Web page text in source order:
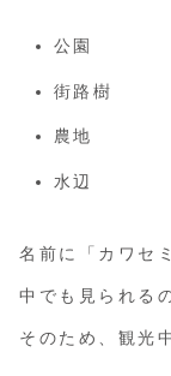
公園
街路樹
農地
水辺
名前に「カワセ
中でも見られる
そのため、観光